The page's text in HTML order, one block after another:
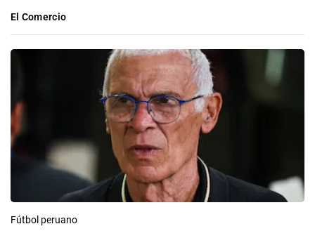
El Comercio
Fútbol peruano